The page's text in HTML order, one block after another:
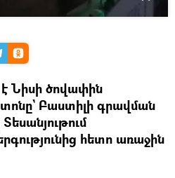
Նիսի ծովափին
Բաստիլի գրավման
հետո առաջին